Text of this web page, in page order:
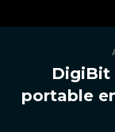
DigiBit
portable